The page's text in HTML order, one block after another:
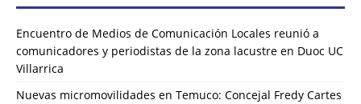
Encuentro de Medios de Comunicación Locales reunió a
comunicadores y periodistas de la zona lacustre en Duoc UC
Villarrica
Nuevas micromovilidades en Temuco: Concejal Fredy Cartes